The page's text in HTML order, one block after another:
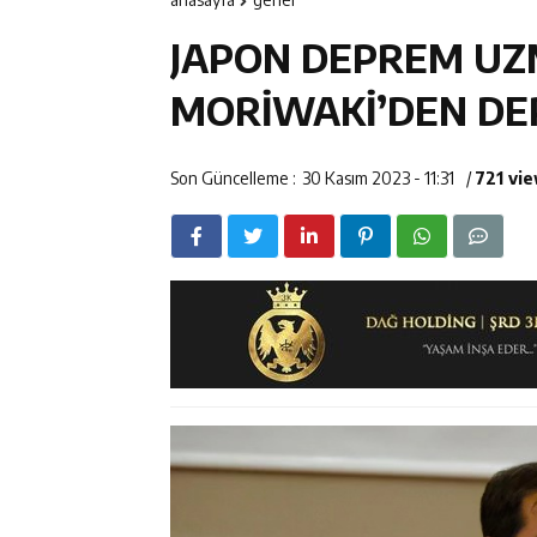
11:45 Kemah’da
11:44 Kemaliye’de
14:43 ETSO Başkan
JAPON DEPREM
MORİWAKİ’DEN
Son Güncelleme : 30 Kasım 2023 - 11:31 /721